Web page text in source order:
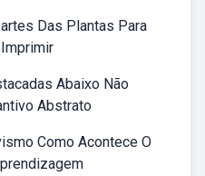
Das Plantas Para
Abaixo Não
Abstrato
Como Acontece O